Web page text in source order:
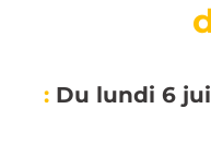
: Du lundi 6